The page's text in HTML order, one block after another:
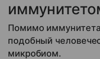
Помимо
подобный
микробиом.